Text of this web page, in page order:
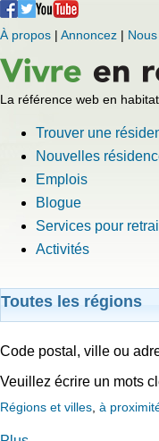
À propos | Annoncez |
La référence web en
Trouver une
Nouvelles
Emplois
Blogue
Services pour
Activités
Toutes les régions
Code postal, ville ou
Veuillez écrire un mots
Régions et villes à